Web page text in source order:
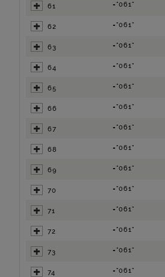
61 ="061"
62 ="061"
63 ="061"
64 ="061"
65 ="061"
66 ="061"
67 ="061"
68 ="061"
69 ="061"
70 ="061"
71 ="061"
72 ="061"
73 ="061"
74 ="061"